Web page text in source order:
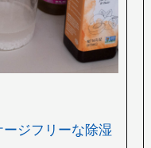
ジフリーな除湿